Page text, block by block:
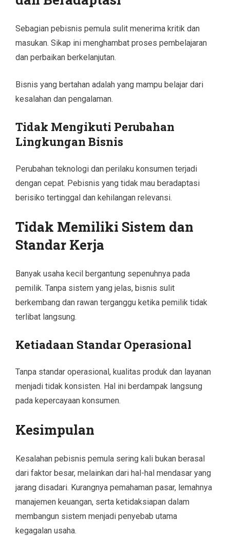
Sebagian pebisnis pemula sulit menerima kritik dan
masukan. Sikap ini menghambat proses pembelajaran
dan perbaikan berkelanjutan.
Bisnis yang bertahan adalah yang mampu belajar dari
kesalahan dan pengalaman.
Tidak Mengikuti Perubahan
Lingkungan Bisnis
Perubahan teknologi dan perilaku konsumen terjadi
dengan cepat. Pebisnis yang tidak mau beradaptasi
berisiko tertinggal dan kehilangan relevansi.
Tidak Memiliki Sistem dan
Standar Kerja
Banyak usaha kecil bergantung sepenuhnya pada
pemilik. Tanpa sistem yang jelas, bisnis sulit
berkembang dan rawan terganggu ketika pemilik tidak
terlibat langsung.
Ketiadaan Standar Operasional
Tanpa standar operasional, kualitas produk dan layanan
menjadi tidak konsisten. Hal ini berdampak langsung
pada kepercayaan konsumen.
Kesimpulan
Kesalahan pebisnis pemula sering kali bukan berasal
dari faktor besar, melainkan dari hal-hal mendasar yang
jarang disadari. Kurangnya pemahaman pasar, lemahnya
manajemen keuangan, serta ketidaksiapan dalam
membangun sistem menjadi penyebab utama
kegagalan usaha.